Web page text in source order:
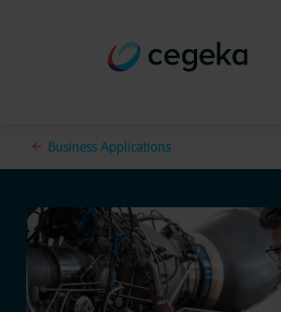
Business Applications